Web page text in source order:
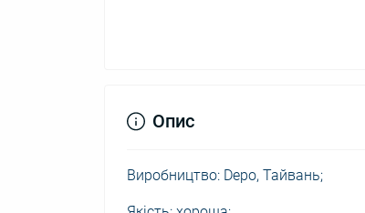
Опис
Виробництво: Depo, Тайвань;